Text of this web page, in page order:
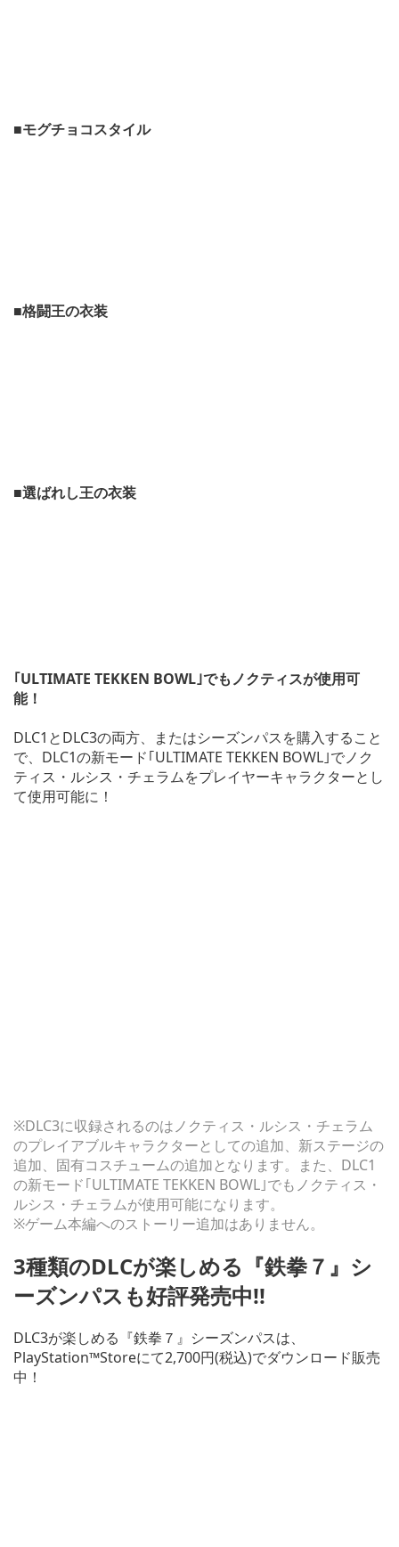
■モグチョコスタイル
■格闘王の衣装
■選ばれし王の衣装
｢ULTIMATE TEKKEN BOWL｣でもノクティスが使用可
能！
DLC1とDLC3の両方、またはシーズンパスを購入すること
で、DLC1の新モード｢ULTIMATE TEKKEN BOWL｣でノク
ティス・ルシス・チェラムをプレイヤーキャラクターとし
て使用可能に！
※DLC3に収録されるのはノクティス・ルシス・チェラム
のプレイアブルキャラクターとしての追加、新ステージの
追加、固有コスチュームの追加となります。また、DLC1
の新モード｢ULTIMATE TEKKEN BOWL｣でもノクティス・
ルシス・チェラムが使用可能になります。
※ゲーム本編へのストーリー追加はありません。
3種類のDLCが楽しめる『鉄拳７』シ
ーズンパスも好評発売中!!
DLC3が楽しめる『鉄拳７』シーズンパスは、
PlayStation™Storeにて2,700円(税込)でダウンロード販売
中！